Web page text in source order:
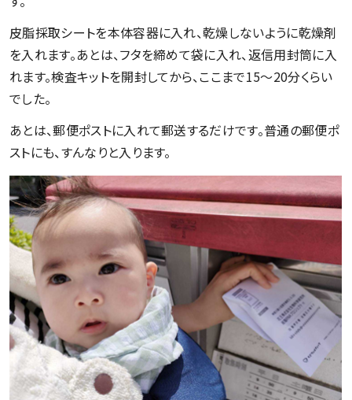
皮脂採取シートを本体容器に入れ、乾燥しないように乾燥剤
を入れます。あとは、フタを締めて袋に入れ、返信用封筒に入
れます。検査キットを開封してから、ここまで15～20分くらい
でした。
あとは、郵便ポストに入れて郵送するだけです。普通の郵便ポ
ストにも、すんなりと入ります。